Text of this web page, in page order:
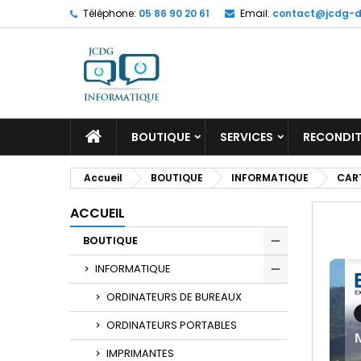
Téléphone: 05 86 90 20 61 Email: contact@jcdg-
ACCUEILBOUTIQUE SERVICES
Accueil BOUTIQUE INFORMATIQUE
ACCUEIL
BOUTIQUE
INFORMATIQUE
ORDINATEURS DE BUREAUX
ORDINATEURS PORTABLES
IMPRIMANTES